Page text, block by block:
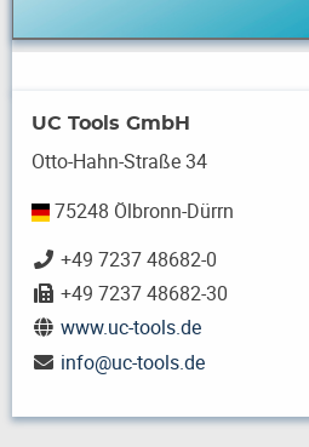
UC Tools GmbH
Otto-Hahn-Straße 34
75248 Ölbronn-Dürrn
+49 7237 48682-0
+49 7237 48682-30
www.uc-tools.de
info@uc-tools.de